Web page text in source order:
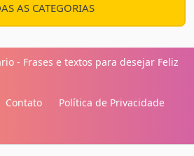
AS CATEGORIAS
- Frases e textos para desejar Feliz
Contato
Política de Privacidade